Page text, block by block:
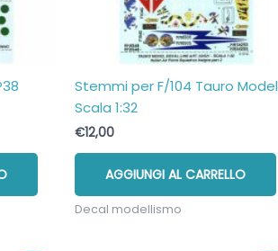
Stemmi per F/104 Tauro Model
Scala 1:32
€12,00
AGGIUNGI AL CARRELLO
Decal modellismo